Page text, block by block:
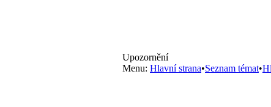
Upozornění
Menu: Hlavní strana•Seznam témat•